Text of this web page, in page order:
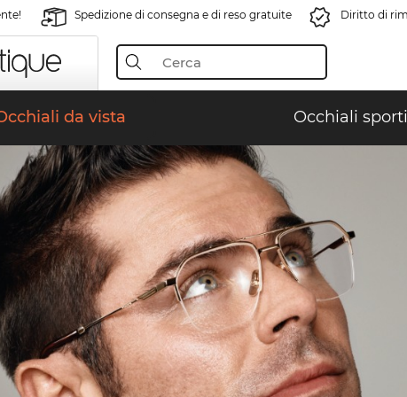
Spedizione di consegna e di reso gratuite Diritto di
da vista Occhiali